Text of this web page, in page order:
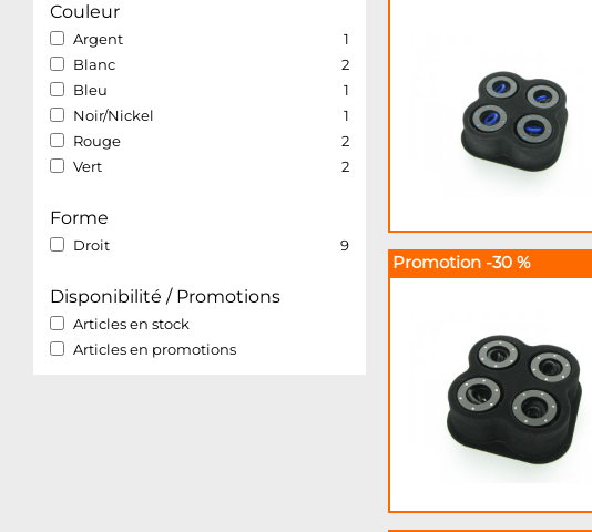
Couleur
Argent
1
Blanc
2
Bleu
1
Noir/Nickel
1
Rouge
2
Vert
2
Forme
Droit 9
Disponibilité / Promotions
Articles en stock
Articles en promotions
Promotion -30 %